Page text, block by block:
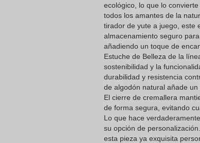
ecológico, lo que lo
todos los amantes de la
tirador de yute a juego, este
almacenamiento seguro
añadiendo un toque de
Estuche de Belleza de la
sostenibilidad y la
durabilidad y resistencia
de algodón natural añade
El cierre de cremallera
de forma segura, evitando
Lo que hace
su opción de
esta pieza ya exquisita